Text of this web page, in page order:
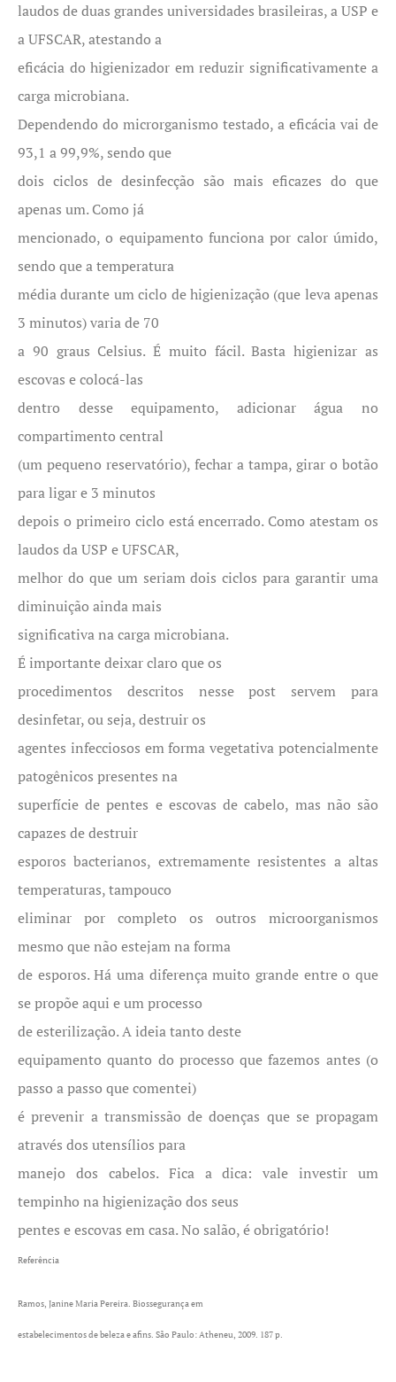
laudos de duas grandes universidades brasileiras, a USP e
a UFSCAR, atestando a
eficácia do higienizador em reduzir significativamente a
carga microbiana.
Dependendo do microrganismo testado, a eficácia vai de
93,1 a 99,9%, sendo que
dois ciclos de desinfecção são mais eficazes do que
apenas um. Como já
mencionado, o equipamento funciona por calor úmido,
sendo que a temperatura
média durante um ciclo de higienização (que leva apenas
3 minutos) varia de 70
a 90 graus Celsius. É muito fácil. Basta higienizar as
escovas e colocá-las
dentro desse equipamento, adicionar água no
compartimento central
(um pequeno reservatório), fechar a tampa, girar o botão
para ligar e 3 minutos
depois o primeiro ciclo está encerrado. Como atestam os
laudos da USP e UFSCAR,
melhor do que um seriam dois ciclos para garantir uma
diminuição ainda mais
significativa na carga microbiana.
É importante deixar claro que os
procedimentos descritos nesse post servem para
desinfetar, ou seja, destruir os
agentes infecciosos em forma vegetativa potencialmente
patogênicos presentes na
superfície de pentes e escovas de cabelo, mas não são
capazes de destruir
esporos bacterianos, extremamente resistentes a altas
temperaturas, tampouco
eliminar por completo os outros microorganismos
mesmo que não estejam na forma
de esporos. Há uma diferença muito grande entre o que
se propõe aqui e um processo
de esterilização. A ideia tanto deste
equipamento quanto do processo que fazemos antes (o
passo a passo que comentei)
é prevenir a transmissão de doenças que se propagam
através dos utensílios para
manejo dos cabelos. Fica a dica: vale investir um
tempinho na higienização dos seus
pentes e escovas em casa. No salão, é obrigatório!
Referência
Ramos, Janine Maria Pereira. Biossegurança em
estabelecimentos de beleza e afins. São Paulo: Atheneu, 2009. 187 p.